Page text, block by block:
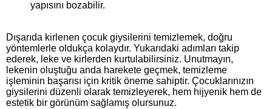
yapısını bozabilir.
Dışarıda kirlenen çocuk giysilerini temizlemek, doğru
yöntemlerle oldukça kolaydır. Yukarıdaki adımları takip
ederek, leke ve kirlerden kurtulabilirsiniz. Unutmayın,
lekenin oluştuğu anda harekete geçmek, temizleme
işleminin başarısı için kritik öneme sahiptir. Çocuklarınızın
giysilerini düzenli olarak temizleyerek, hem hijyenik hem de
estetik bir görünüm sağlamış olursunuz.